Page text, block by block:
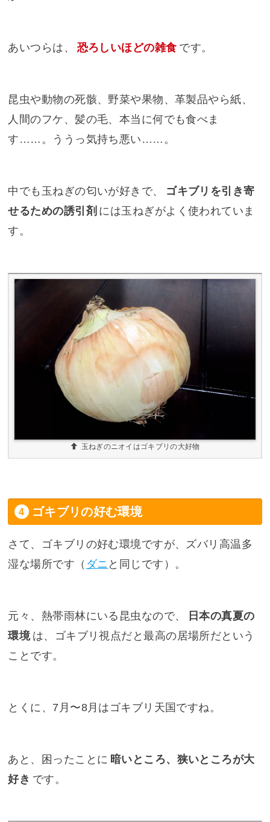
あいつらは、 恐ろしいほどの雑食 です。
昆虫や動物の死骸、野菜や果物、革製品やら紙、
人間のフケ、髪の毛、本当に何でも食べま
す……。ううっ気持ち悪い……。
中でも玉ねぎの匂いが好きで、
ゴキブリを引き寄
せるための誘引剤 には玉ねぎがよく使われていま
す。
玉ねぎのニオイはゴキブリの大好物
ゴキブリの好む環境
さて、ゴキブリの好む環境ですが、ズバリ高温多
湿な場所です（ ダニ と同じです）。
元々、熱帯雨林にいる昆虫なので、
日本の真夏の
環境 は、ゴキブリ視点だと最高の居場所だという
ことです。
とくに、7月〜8月はゴキブリ天国ですね。
あと、困ったことに 暗いところ、狭いところが大
好き です。